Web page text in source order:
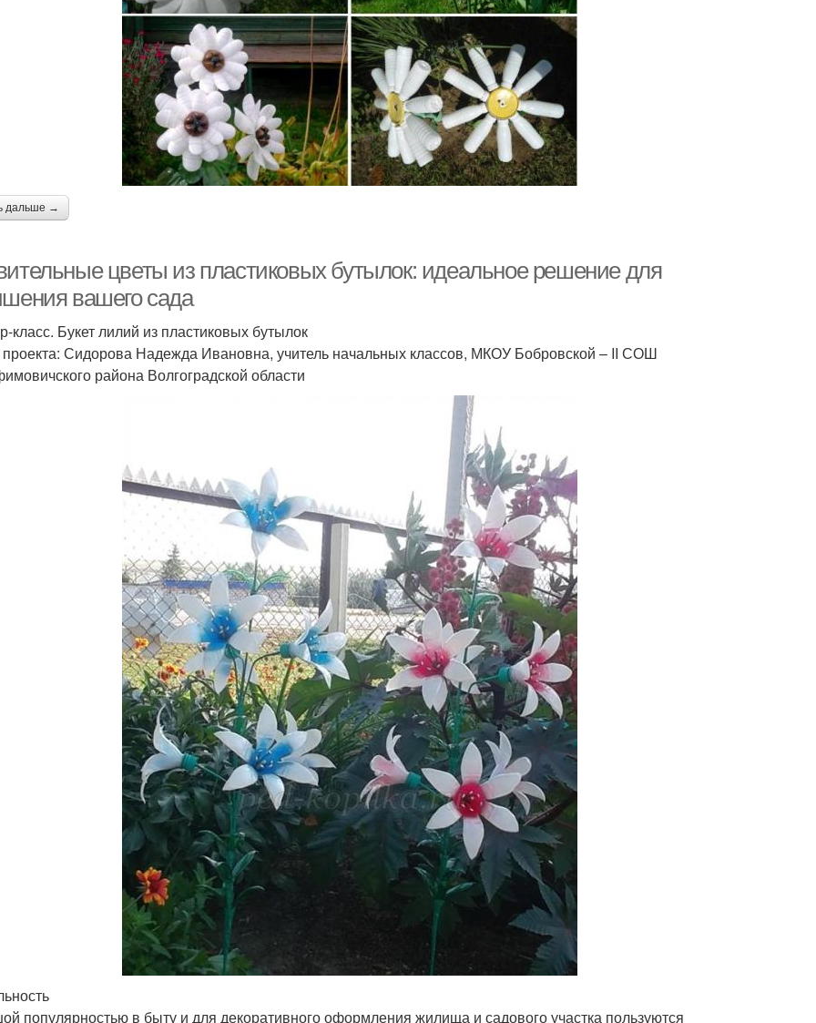
дальше →
цветы из пластиковых бутылок: идеальное решение для
вашего сада
класс. Букет лилий из пластиковых бутылок
Сидорова Надежда Ивановна, учитель начальных классов, МКОУ Бобровской – ΙΙ СОШ
района Волгоградской области
популярностью в быту и для декоративного оформления жилища и садового участка пользуются